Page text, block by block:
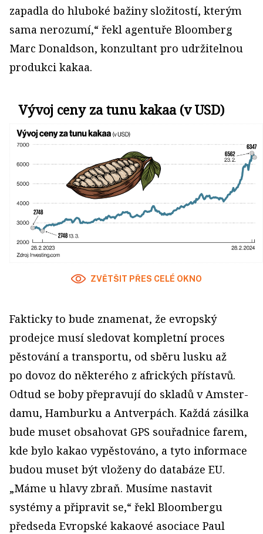
zapadla do hluboké bažiny složitostí, kterým
sama nerozumí,“ řekl agentuře Bloomberg
Marc Donaldson, konzultant pro udržitelnou
produkci kakaa.
Vývoj ceny za tunu kakaa (v USD)
ZVĚTŠIT PŘES CELÉ OKNO
Fakticky to bude znamenat, že evropský
prodejce musí sledovat kompletní proces
pěstování a transportu, od sběru lusku až
po dovoz do některého z afrických přístavů.
Odtud se boby přepravují do skladů v Amster­
damu, Hamburku a Antverpách. Každá zásilka
bude muset obsahovat GPS souřadnice farem,
kde bylo kakao vypěstováno, a tyto informace
budou muset být vloženy do databáze EU.
„Máme u hlavy zbraň. Musíme nastavit
systémy a připravit se,“ řekl Bloombergu
předseda Evropské ka­kaové asociace Paul